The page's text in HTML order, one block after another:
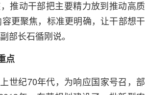
推动干部把主要精力放到推动高质
更聚焦，标准更明确，让干部想干
部长石循刚说。
点
世纪70年代，为响应国家号召，部